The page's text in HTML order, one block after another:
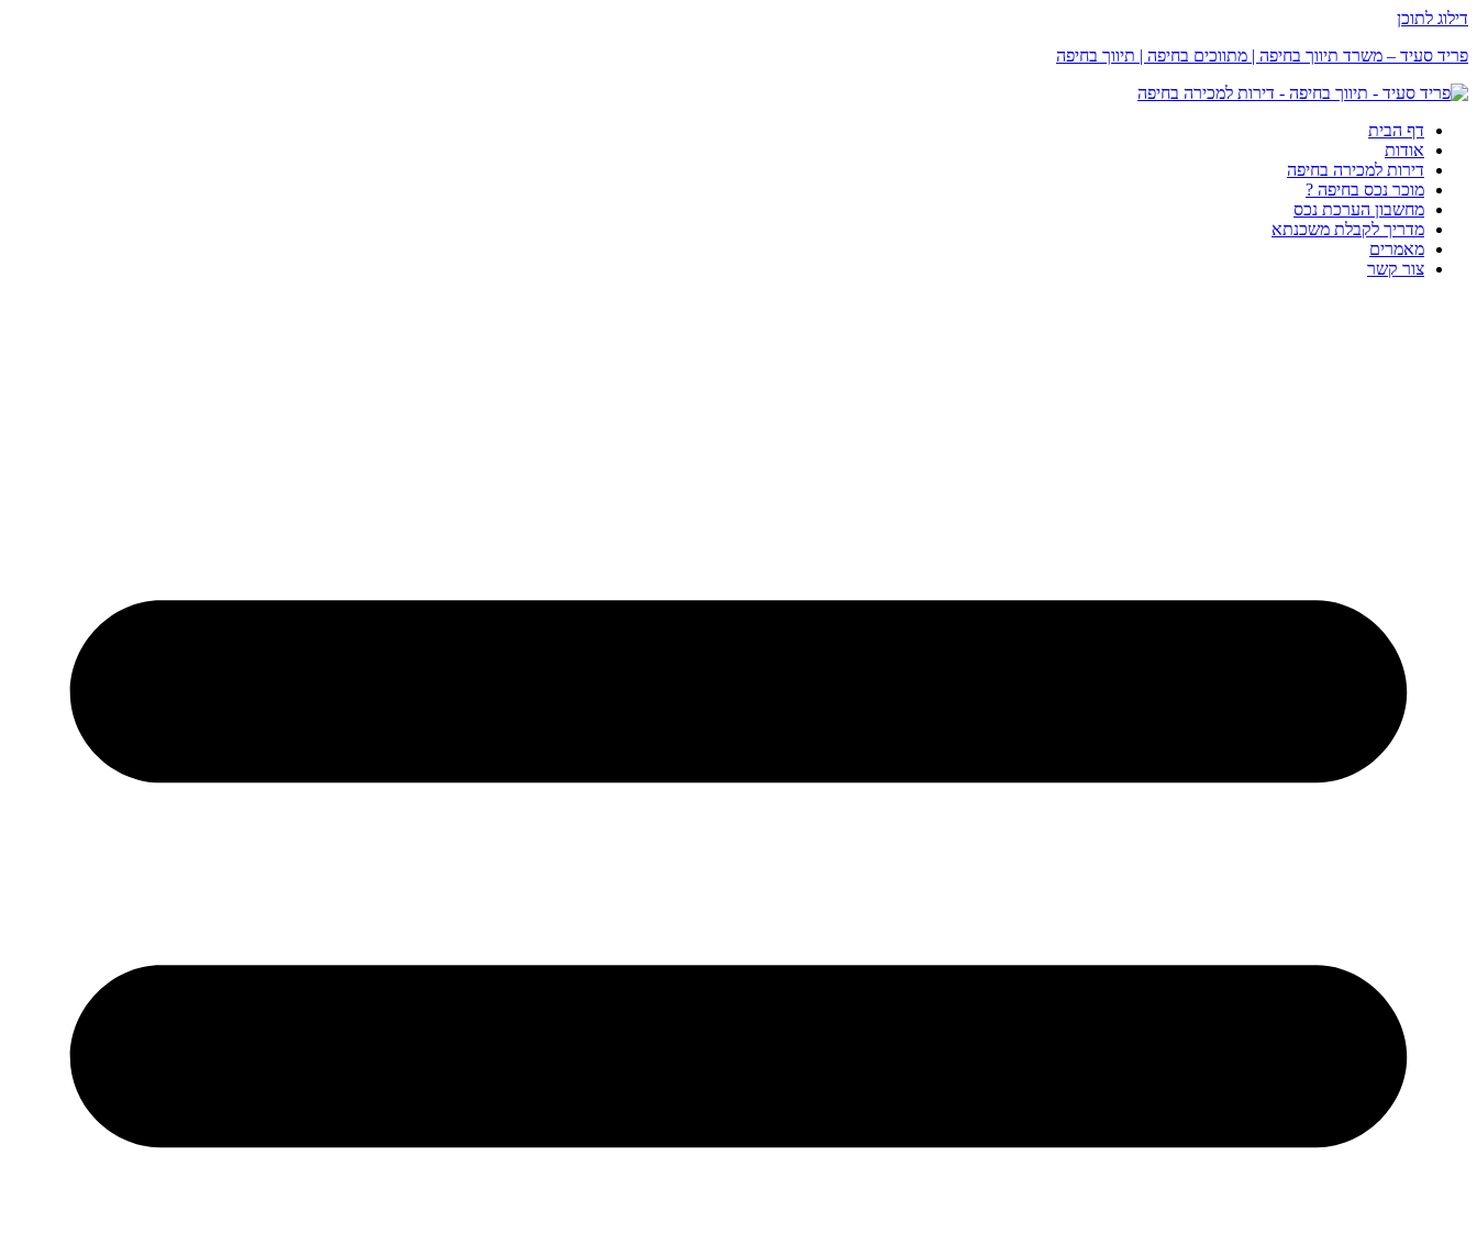
דילוג לתוכן
פריד סעיד – משרד תיווך בחיפה | מתווכים בחיפה | תיווך בחיפה
דף הבית
אודות
דירות למכירה בחיפה
מוכר נכס בחיפה ?
מחשבון הערכת נכס
מדריך לקבלת משכנתא
מאמרים
צור קשר